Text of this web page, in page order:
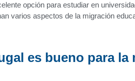
opción para estudiar en
varios aspectos de la migración
es bueno para